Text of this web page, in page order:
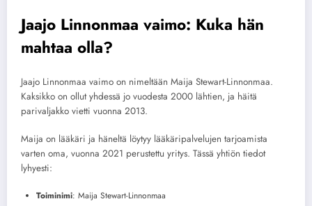
Jaajo Linnonmaa vaimo: Kuka hän
mahtaa olla?
Jaajo Linnonmaa vaimo on nimeltään Maija Stewart-Linnonmaa.
Kaksikko on ollut yhdessä jo vuodesta 2000 lähtien, ja häitä
parivaljakko vietti vuonna 2013.
Maija on lääkäri ja häneltä löytyy lääkäripalvelujen tarjoamista
varten oma, vuonna 2021 perustettu yritys. Tässä yhtiön tiedot
lyhyesti:
Toiminimi: Maija Stewart-Linnonmaa